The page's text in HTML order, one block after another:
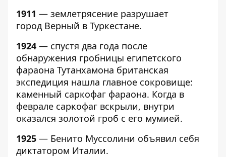
1911 — землетрясение разрушает
город Верный в Туркестане.
1924 — спустя два года после
обнаружения гробницы египетского
фараона Тутанхамона британская
экспедиция нашла главное сокровище:
каменный саркофаг фараона. Когда в
феврале саркофаг вскрыли, внутри
оказался золотой гроб с его мумией.
1925 — Бенито Муссолини объявил себя
диктатором Италии.